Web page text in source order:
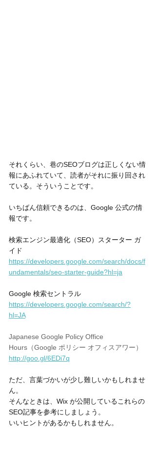
それくらい、巷のSEOブログは正しくない情
報にあふれていて、読者がそれに振り回され
ている。そういうことです。
いちばん信頼できるのは、Google 公式の情
報です。
検索エンジン最適化（SEO）スターター ガ
イド
https://developers.google.com/search/docs/f
undamentals/seo-starter-guide?hl=ja
Google 検索セントラル
https://developers.google.com/search/?
hl=JA
Japanese Google Policy Office
Hours（Google ポリシー オフィスアワー）
http://goo.gl/6EDi7q
ただ、言葉づかいが少し難しいかもしれませ
ん。
そんなときは、Wix が公開しているこれらの
SEO記事を参考にしましょう。
いいヒントがあるかもしれません。